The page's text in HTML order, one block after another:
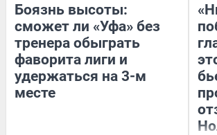
Боязнь высоты:
сможет ли «Уфа» без
тренера обыграть
фаворита лиги и
удержаться на 3-м
месте